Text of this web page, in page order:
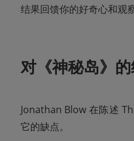
结果回馈你的好奇心和观察
对《神秘岛》
Jonathan Blow 在陈述
它的缺点。